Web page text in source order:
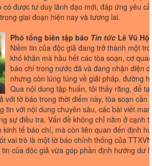
có được tư duy lãnh đạo mới, đáp ứng yêu
giai đoạn hiện nay và tương lai.
Phó tổng biên tập báo Tin tức Lê Vũ
Niềm tin của độc giả đang trở thành một
khó khăn mà hầu hết các tòa soạn, cơ
báo chí trong nước đã và đang nhận diện
nhưng còn lúng túng về giải pháp, đường
Qua nội dung tập huấn, tôi thấy rằng, để
với tờ báo trong thời điểm này, tòa soạn cần
tin với nội dung chuyên sâu, các bài viết
sự điều tra. Vấn đề không chỉ nằm ở cạnh
kinh tế báo chí, mà còn liên quan đến định
vai trò là một tờ báo chính thống của
của độc giả vừa góp phần định hướng dư